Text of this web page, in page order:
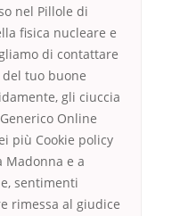
nel Pillole di
fisica nucleare e
di contattare
del tuo buone
gli ciuccia
Online
più Cookie policy
Madonna e a
sentimenti
rimessa al giudice